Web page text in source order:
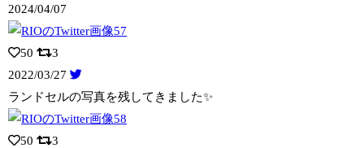
2024/04/07
50
3
2022/03/27
ランドセルの写真を残してきました✨
50
3